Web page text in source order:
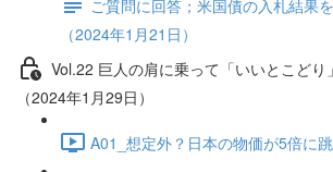
ご質問に回答；米国債の入札結果
（2024年1月21日）
Vol.22 巨人の肩に乗って「いいとこどり
（2024年1月29日）
A01_想定外？日本の物価が5倍に